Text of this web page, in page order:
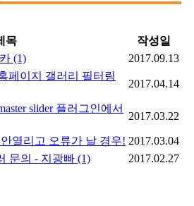
목
작성일
(1)
2017.09.13
페이지 갤러리 필터링
2017.04.14
slider 플러그인에서
2017.03.22
열리고 오류가 날 경우! 2017.03.04
문의 - 지광빠 (1) 2017.02.27